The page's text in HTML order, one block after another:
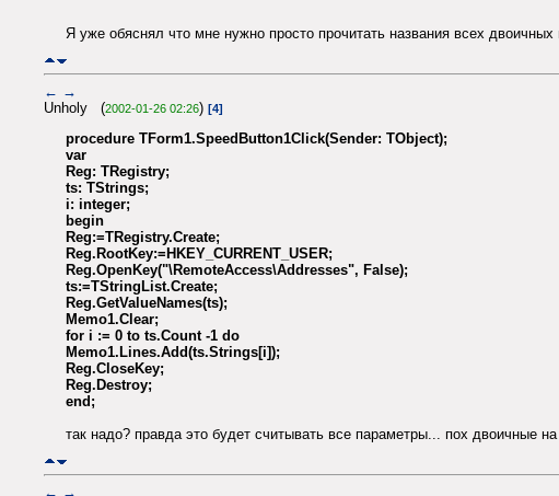
Я уже обяснял что мне нужно просто прочитать названия всех
← →
Unholy (2002-01-26 02:26) [4]
procedure TForm1.SpeedButton1Click(Sender: TObject);
var
Reg: TRegistry;
ts: TStrings;
i: integer;
begin
Reg:=TRegistry.Create;
Reg.RootKey:=HKEY_CURRENT_USER;
Reg.OpenKey("\RemoteAccess\Addresses", False);
ts:=TStringList.Create;
Reg.GetValueNames(ts);
Memo1.Clear;
for i := 0 to ts.Count -1 do
Memo1.Lines.Add(ts.Strings[i]);
Reg.CloseKey;
Reg.Destroy;
end;
так надо? правда это будет считывать все параметры... пох двоичные
← →